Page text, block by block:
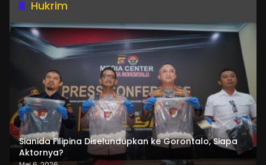
Hukrim
Sianida Filipina Diselundupkan ke Gorontalo, Siapa
Aktornya?